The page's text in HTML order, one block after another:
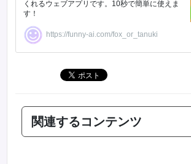
くれるウェブアプリです。10秒で簡単に使えま
す！
https://funny-ai.com/fox_or_tanuki
関連するコンテンツ